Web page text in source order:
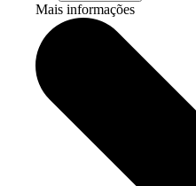
Mais informações